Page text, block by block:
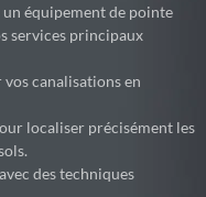
équipement de pointe
services principaux
canalisations en
localiser précisément les
des techniques